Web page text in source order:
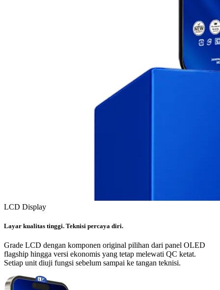
LCD Display
Layar kualitas tinggi. Teknisi percaya diri.
Grade LCD dengan komponen original pilihan dari panel OLED
flagship hingga versi ekonomis yang tetap melewati QC ketat.
Setiap unit diuji fungsi sebelum sampai ke tangan teknisi.